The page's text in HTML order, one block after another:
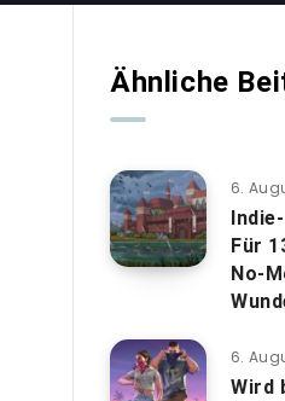
Ähnliche
6.
Für
No-
6.
Wird